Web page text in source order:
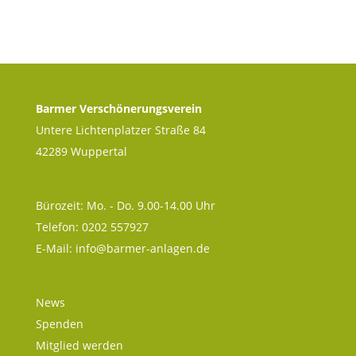
Barmer Verschönerungsverein
Untere Lichtenplatzer Straße 84
42289 Wuppertal
Bürozeit: Mo. - Do. 9.00-14.00 Uhr
Telefon: 0202 557927
E-Mail: info@barmer-anlagen.de
News
Spenden
Mitglied werden